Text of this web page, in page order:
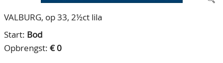
VALBURG, op 33, 2½ct lila
Start: Bod
Opbrengst: € 0